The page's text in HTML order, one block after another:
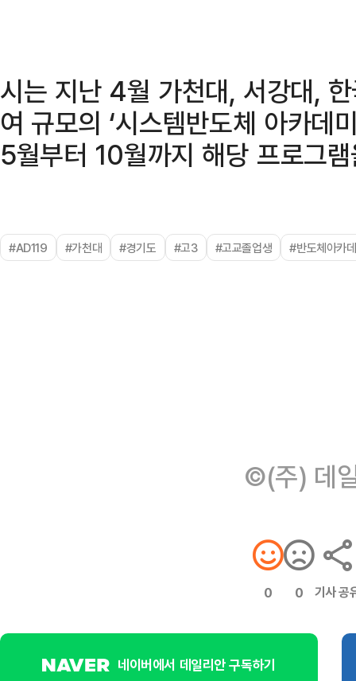
시는 지난 4월 가천대, 서강대,
여 규모의 ‘시스템반도체 아카데
5월부터 10월까지 해당 프로그
#AD119 #가천대 #경기도 #고3 #고교졸업생 #반도체아카
©(주) 데
0 0 기사 공
네이버에서 데일리안 구독하기